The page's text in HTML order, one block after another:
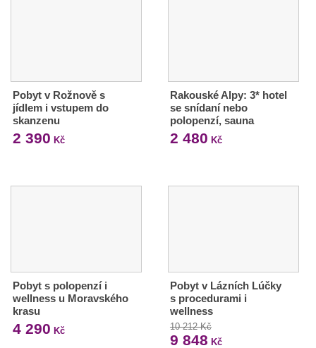
Pobyt v Rožnově s
jídlem i vstupem do
skanzenu
2 390 Kč
Rakouské Alpy: 3* hotel
se snídaní nebo
polopenzí, sauna
2 480 Kč
Pobyt s polopenzí i
wellness u Moravského
krasu
4 290 Kč
Pobyt v Lázních Lúčky
s procedurami i
wellness
10 212 Kč
9 848 Kč